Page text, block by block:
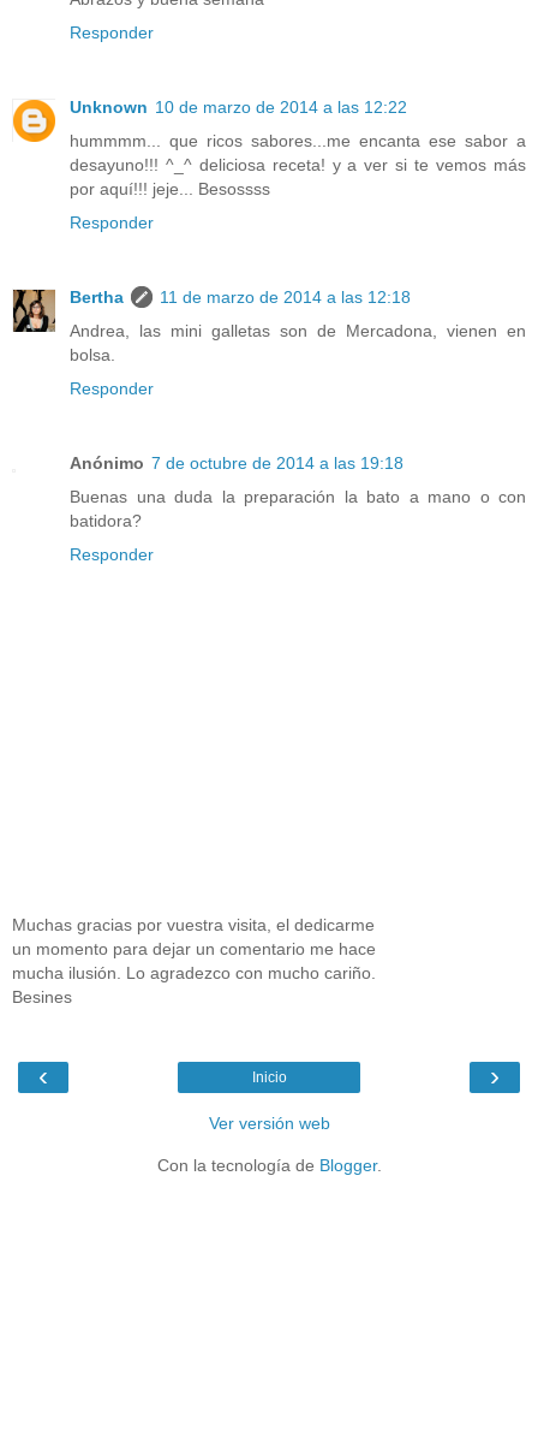
Responder
Unknown 10 de marzo de 2014 a las 12:22
hummmm... que ricos sabores...me encanta ese sabor a
desayuno!!! ^_^ deliciosa receta! y a ver si te vemos más
por aquí!!! jeje... Besossss
Responder
Bertha
11 de marzo de 2014 a las 12:18
Andrea, las mini galletas son de Mercadona, vienen en
bolsa.
Responder
Anónimo 7 de octubre de 2014 a las 19:18
Buenas una duda la preparación la bato a mano o con
batidora?
Responder
Muchas gracias por vuestra visita, el dedicarme
un momento para dejar un comentario me hace
mucha ilusión. Lo agradezco con mucho cariño.
Besines
‹ ›
Inicio
Ver versión web
Con la tecnología de Blogger.